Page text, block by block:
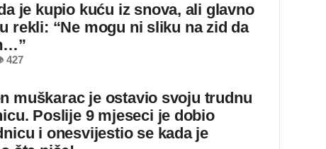
je kupio kuću iz snova, ali glavno
rekli: “Ne mogu ni sliku na zid da
muškarac je ostavio svoju trudnu
Poslije 9 mjeseci je dobio
i onesvijestio se kada je